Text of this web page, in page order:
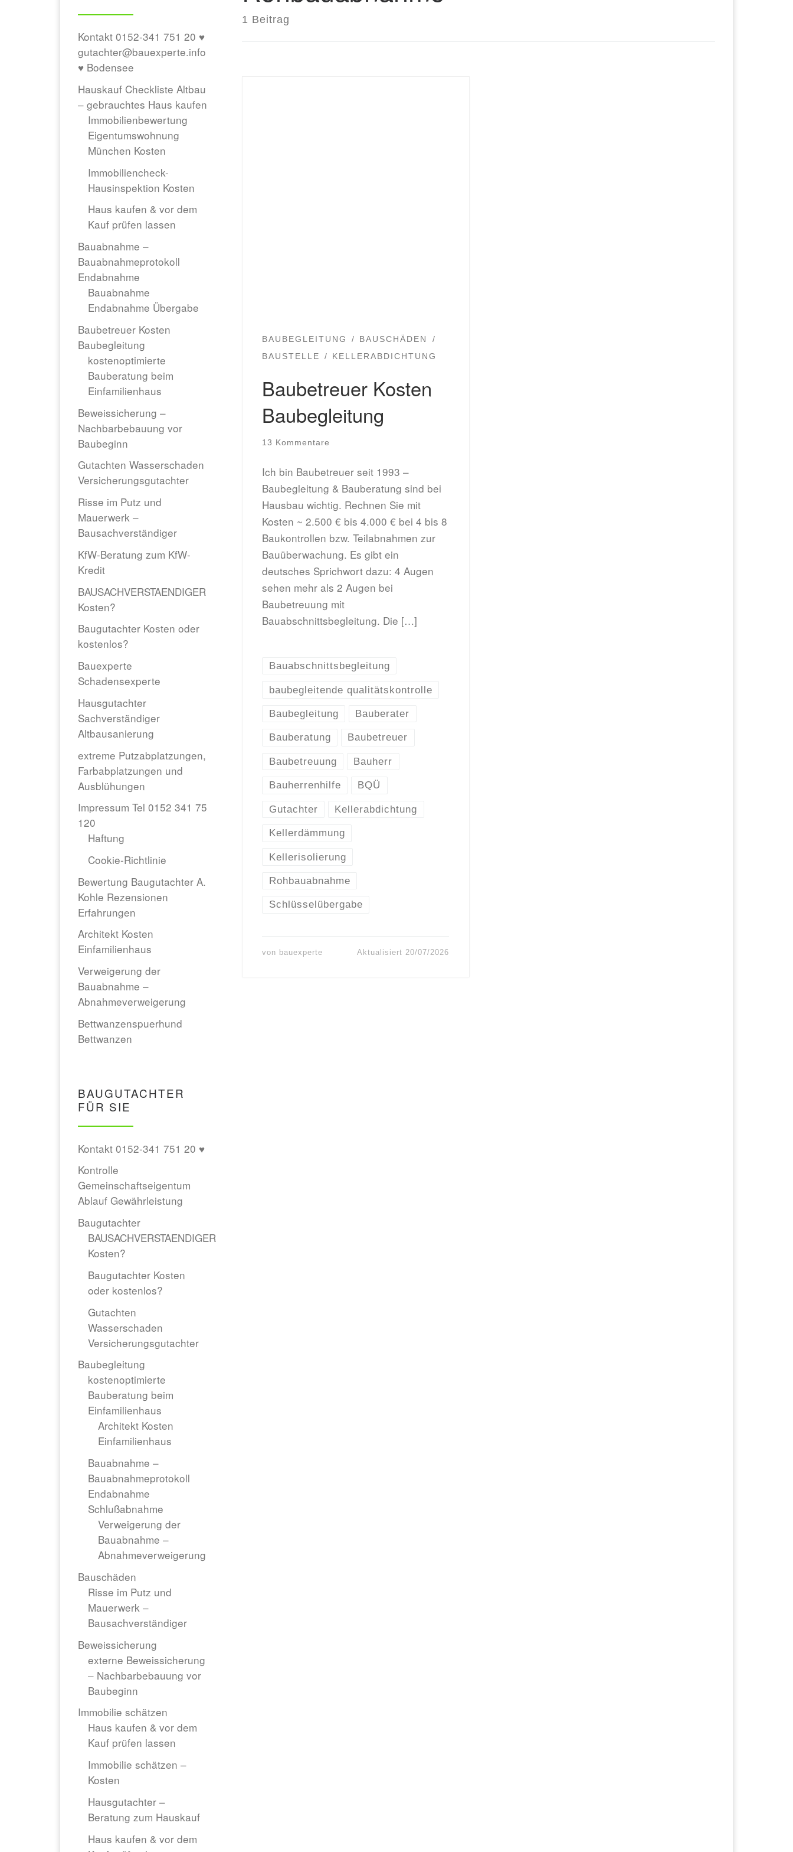
1 Beitrag
BAUBEGLEITUNG
BAUSCHÄDEN
BAUSTELLE
KELLERABDICHTUNG
Baubetreuer Kosten
Baubegleitung
13 Kommentare
Ich bin Baubetreuer seit 1993 –
Baubegleitung & Bauberatung sind bei
Hausbau wichtig. Rechnen Sie mit
Kosten ~ 2.500 € bis 4.000 € bei 4 bis 8
Baukontrollen bzw. Teilabnahmen zur
Bauüberwachung. Es gibt ein
deutsches Sprichwort dazu: 4 Augen
sehen mehr als 2 Augen bei
Baubetreuung mit
Bauabschnittsbegleitung. Die […]
Bauabschnittsbegleitung
baubegleitende qualitätskontrolle
Baubegleitung Bauberater
Bauberatung Baubetreuer
Baubetreuung Bauherr
Bauherrenhilfe BQÜ
Gutachter Kellerabdichtung
Kellerdämmung
Kellerisolierung
Rohbauabnahme
Schlüsselübergabe
von bauexperte Aktualisiert20/07/2026
Kontakt 0152-341 751 20 ♥
gutachter@bauexperte.info
♥ Bodensee
Hauskauf Checkliste Altbau
– gebrauchtes Haus kaufen
Immobilienbewertung
Eigentumswohnung
München Kosten
Immobiliencheck-
Hausinspektion Kosten
Haus kaufen & vor dem
Kauf prüfen lassen
Bauabnahme –
Bauabnahmeprotokoll
Endabnahme
Bauabnahme
Endabnahme Übergabe
Baubetreuer Kosten
Baubegleitung
kostenoptimierte
Bauberatung beim
Einfamilienhaus
Beweissicherung –
Nachbarbebauung vor
Baubeginn
Gutachten Wasserschaden
Versicherungsgutachter
Risse im Putz und
Mauerwerk –
Bausachverständiger
KfW-Beratung zum KfW-
Kredit
BAUSACHVERSTAENDIGER
Kosten?
Baugutachter Kosten oder
kostenlos?
Bauexperte
Schadensexperte
Hausgutachter
Sachverständiger
Altbausanierung
extreme Putzabplatzungen,
Farbabplatzungen und
Ausblühungen
Impressum Tel 0152 341 75
120
Haftung
Cookie-Richtlinie
Bewertung Baugutachter A.
Kohle Rezensionen
Erfahrungen
Architekt Kosten
Einfamilienhaus
Verweigerung der
Bauabnahme –
Abnahmeverweigerung
Bettwanzenspuerhund
Bettwanzen
BAUGUTACHTER
FÜR SIE
Kontakt 0152-341 751 20 ♥
Kontrolle
Gemeinschaftseigentum
Ablauf Gewährleistung
Baugutachter
BAUSACHVERSTAENDIGER
Kosten?
Baugutachter Kosten
oder kostenlos?
Gutachten
Wasserschaden
Versicherungsgutachter
Baubegleitung
kostenoptimierte
Bauberatung beim
Einfamilienhaus
Architekt Kosten
Einfamilienhaus
Bauabnahme –
Bauabnahmeprotokoll
Endabnahme
Schlußabnahme
Verweigerung der
Bauabnahme –
Abnahmeverweigerung
Bauschäden
Risse im Putz und
Mauerwerk –
Bausachverständiger
Beweissicherung
externe Beweissicherung
– Nachbarbebauung vor
Baubeginn
Immobilie schätzen
Haus kaufen & vor dem
Kauf prüfen lassen
Immobilie schätzen –
Kosten
Hausgutachter –
Beratung zum Hauskauf
Haus kaufen & vor dem